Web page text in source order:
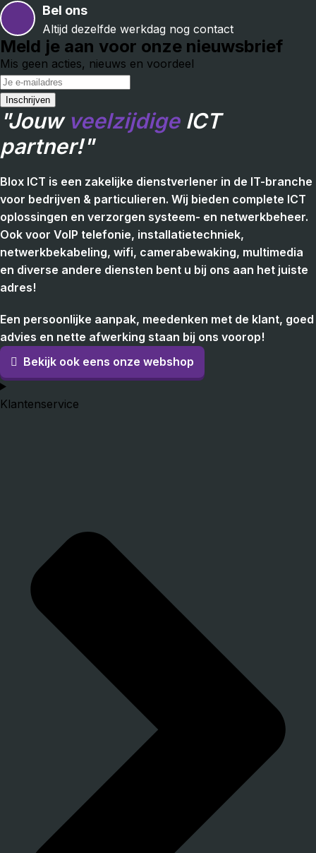
Bel ons
Altijd dezelfde werkdag nog contact
Meld je aan voor onze nieuwsbrief
Mis geen acties, nieuws en voordeel
"Jouw veelzijdigeICT
partner!"
Blox ICT is een zakelijke dienstverlener in de IT-branche
voor bedrijven & particulieren. Wij bieden complete ICT
oplossingen en verzorgen systeem- en netwerkbeheer.
Ook voor VoIP telefonie, installatietechniek,
netwerkbekabeling, wifi, camerabewaking, multimedia
en diverse andere diensten bent u bij ons aan het juiste
adres!
Een persoonlijke aanpak, meedenken met de klant, goed
advies en nette afwerking staan bij ons voorop!
Bekijk ook eens onze webshop
Klantenservice